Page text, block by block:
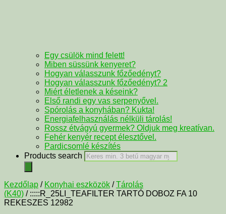
Egy csülök mind felett!
Miben süssünk kenyeret?
Hogyan válasszunk főzőedényt?
Hogyan válasszunk főzőedényt? 2
Miért életlenek a késeink?
Első randi egy vas serpenyővel.
Spórolás a konyhában? Kukta!
Energiafelhasználás nélküli tárolás!
Rossz étvágyú gyermek? Oldjuk meg kreatívan.
Fehér kenyér recept élesztővel.
Pardicsomlé készítés
Products search
Kezdőlap / Konyhai eszközök /Tárolás
(K40) / :::::R_25LI_TEAFILTER TARTÓ DOBOZ FA 10
REKESZES 12982